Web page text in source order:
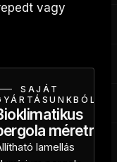
vagy
SAJÁT
méretre
lamellás